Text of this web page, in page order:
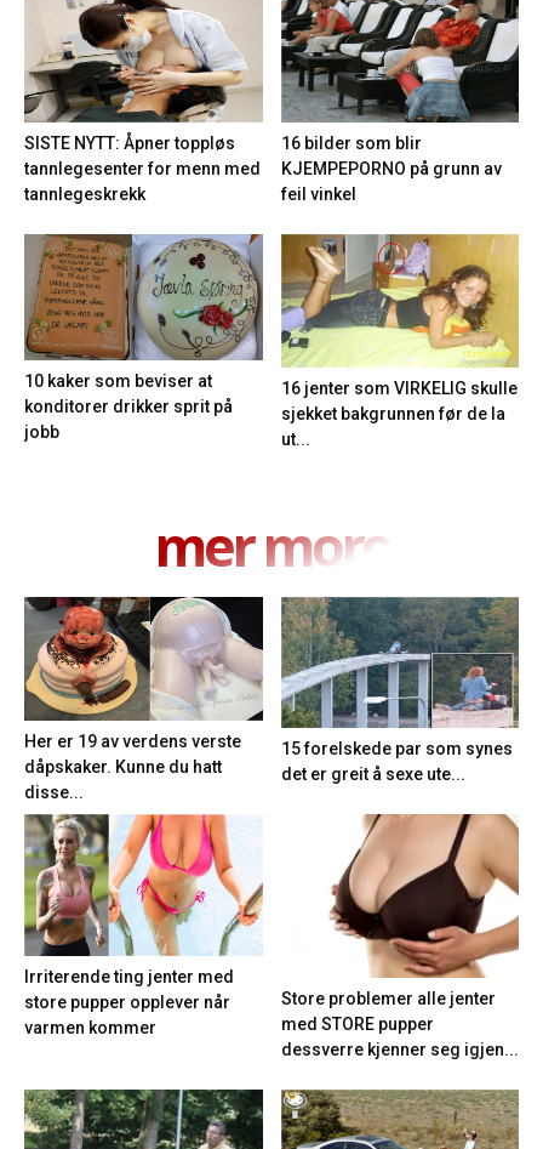
SISTE NYTT: Åpner toppløs
tannlegesenter for menn med
tannlegeskrekk
16 bilder som blir
KJEMPEPORNO på grunn av
feil vinkel
10 kaker som beviser at
konditorer drikker sprit på
jobb
16 jenter som VIRKELIG skulle
sjekket bakgrunnen før de la
ut...
mer moro
Her er 19 av verdens verste
dåpskaker. Kunne du hatt
disse...
15 forelskede par som synes
det er greit å sexe ute...
Irriterende ting jenter med
store pupper opplever når
varmen kommer
Store problemer alle jenter
med STORE pupper
dessverre kjenner seg igjen...